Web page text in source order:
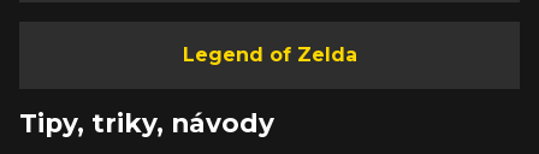
Legend of Zelda
Tipy, triky, návody